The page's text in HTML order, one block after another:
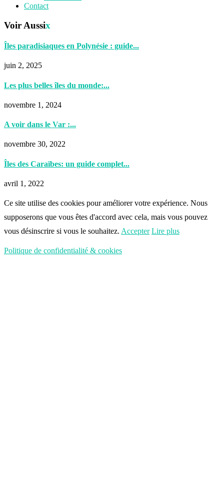
Contact
Voir Aussix
Îles paradisiaques en Polynésie : guide...
juin 2, 2025
Les plus belles îles du monde:...
novembre 1, 2024
A voir dans le Var :...
novembre 30, 2022
Îles des Caraïbes: un guide complet...
avril 1, 2022
Ce site utilise des cookies pour améliorer votre expérience. Nous
supposerons que vous êtes d'accord avec cela, mais vous pouvez
vous désinscrire si vous le souhaitez. Accepter Lire plus
Politique de confidentialité & cookies